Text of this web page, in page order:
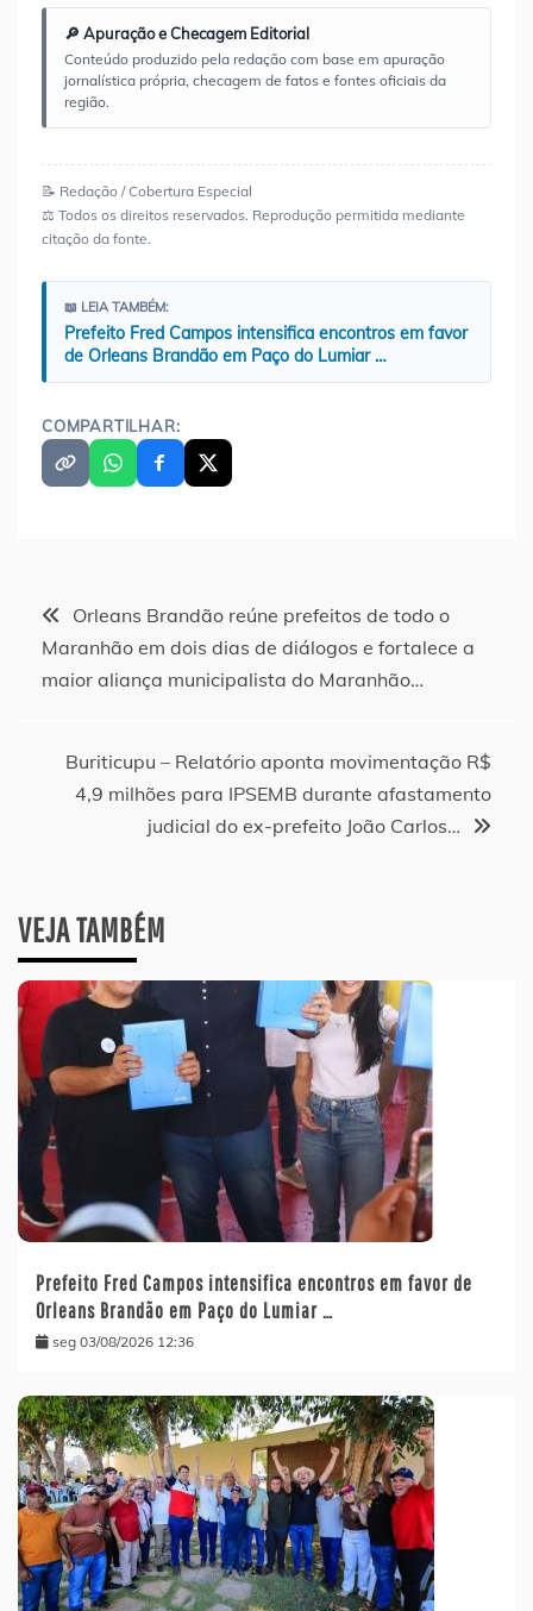
🔎 Apuração e Checagem Editorial
Conteúdo produzido pela redação com base em apuração
jornalística própria, checagem de fatos e fontes oficiais da
região.
📝 Redação / Cobertura Especial
⚖️ Todos os direitos reservados. Reprodução permitida mediante
citação da fonte.
📖 LEIA TAMBÉM:
Prefeito Fred Campos intensifica encontros em favor
de Orleans Brandão em Paço do Lumiar …
COMPARTILHAR:
Navegação
de
Orleans Brandão reúne prefeitos de todo o
Maranhão em dois dias de diálogos e fortalece a
maior aliança municipalista do Maranhão…
Buriticupu – Relatório aponta movimentação R$
4,9 milhões para IPSEMB durante afastamento
judicial do ex-prefeito João Carlos…
VEJA TAMBÉM
Prefeito Fred Campos intensifica encontros em favor de
Orleans Brandão em Paço do Lumiar …
seg 03/08/2026 12:36